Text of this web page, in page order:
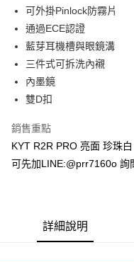
運送方式
全家取貨付款(安全帽一頂
每筆NT$60，滿NT$1,000(
7-11取貨付款(安全帽一頂
每筆NT$60，滿NT$1,000(
每筆NT$100，滿
可外掛Pinlock防霧片
通過ECE認證
藍芽耳機槽與眼鏡溝
三件式可拆洗內襯
內墨鏡
雙D扣
銷售重點
KYT R2R PRO 亮面 珍珠白
可先加LINE:@prr7160o 詢
詳細說明